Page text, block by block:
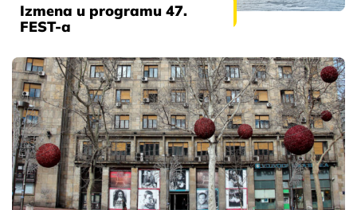
Izmena u programu 47.
FEST-a